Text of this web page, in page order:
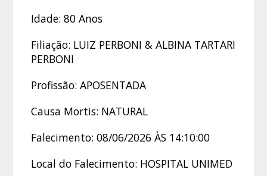
Idade: 80 Anos
Filiação: LUIZ PERBONI & ALBINA TARTARI
PERBONI
Profissão: APOSENTADA
Causa Mortis: NATURAL
Falecimento: 08/06/2026 ÀS 14:10:00
Local do Falecimento: HOSPITAL UNIMED